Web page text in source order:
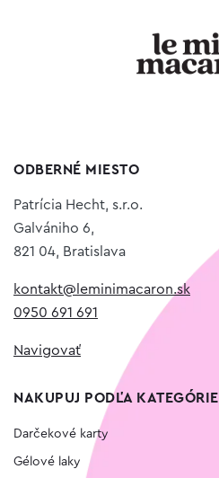
ODBERNÉ MIESTO
Patrícia Hecht, s.r.o.
Galvániho 6,
821 04, Bratislava
kontakt@leminimacaron.sk
0950 691 691
Navigovať
NAKUPUJ PODĽA KATEGÓRIE
Darčekové karty
Gélové laky